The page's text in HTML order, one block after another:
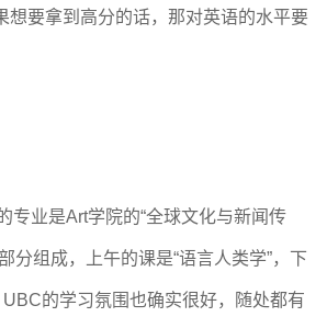
想要拿到高分的话，那对英语的水平要
专业是Art学院的“全球文化与新闻传
分组成，上午的课是“语言人类学”，下
UBC的学习氛围也确实很好，随处都有